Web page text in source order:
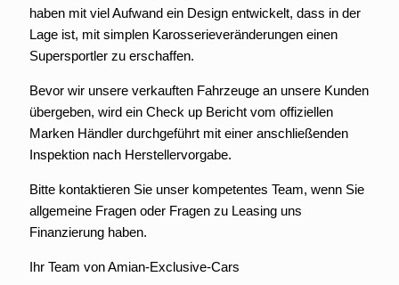
haben mit viel Aufwand ein Design entwickelt, dass in der
Lage ist, mit simplen Karosserieveränderungen einen
Supersportler zu erschaffen.
Bevor wir unsere verkauften Fahrzeuge an unsere Kunden
übergeben, wird ein Check up Bericht vom offiziellen
Marken Händler durchgeführt mit einer anschließenden
Inspektion nach Herstellervorgabe.
Bitte kontaktieren Sie unser kompetentes Team, wenn Sie
allgemeine Fragen oder Fragen zu Leasing uns
Finanzierung haben.
Ihr Team von Amian-Exclusive-Cars